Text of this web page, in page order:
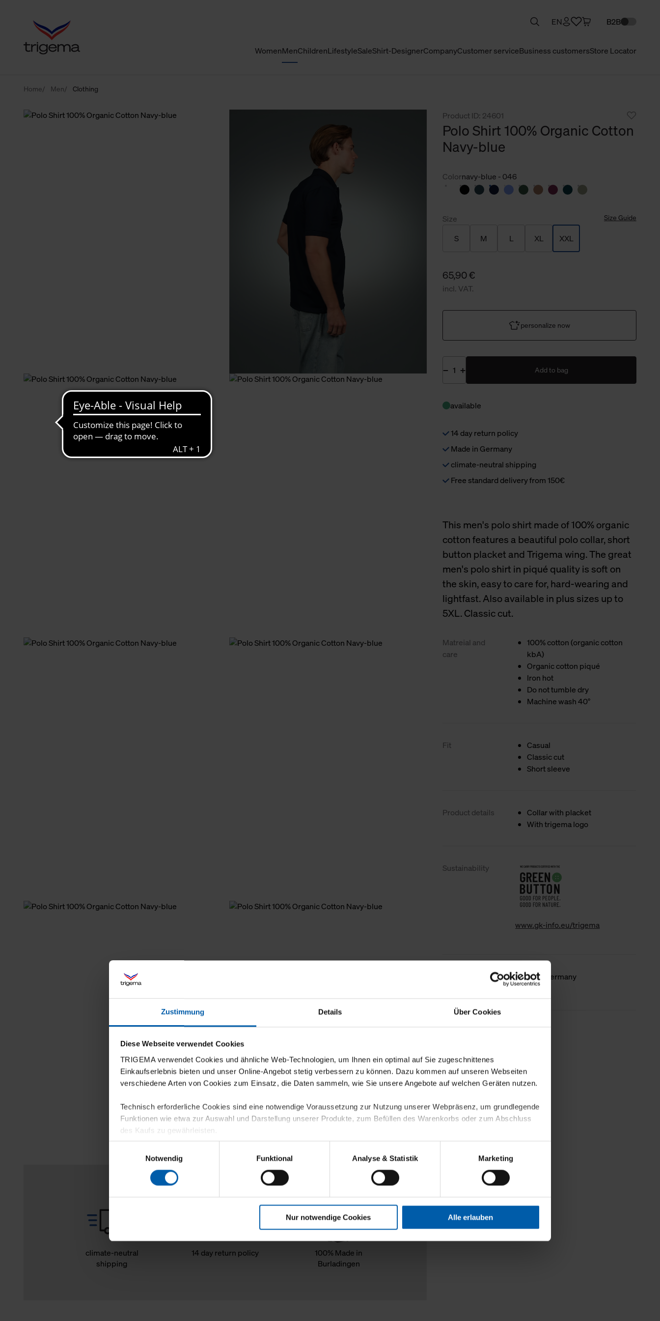
Zustimmung Details Über Cookies
Diese Webseite verwendet Cookies
TRIGEMA verwendet Cookies und ähnliche Web-Technologien, um Ihnen ein optimal auf Sie zugeschnittenes
Einkaufserlebnis bieten und unser Online-Angebot stetig verbessern zu können. Dazu kommen auf unseren Webseiten
verschiedene Arten von Cookies zum Einsatz, die Daten sammeln, wie Sie unsere Angebote auf welchen Geräten nutzen.
Technisch erforderliche Cookies sind eine notwendige Voraussetzung zur Nutzung unserer Webpräsenz, um grundlegende
Funktionen wie etwa zur Auswahl und Darstellung unserer Produkte, zum Befüllen des Warenkorbs oder zum Abschluss
des Kaufs zu gewährleisten.
Für die Darstellung personalisierter Angebote, Anzeigen und Inhalte aufgrund Ihres Nutzerverhaltens und Ihres Profils
sowie für Marketing-, Statistik- und Tracking-Zwecke zur Analyse und Optimierung unserer Webpräsenz speichern wir
personenbezogene Informationen. Diese übermitteln wir in anonymisierter Form an Dritte wie etwa unsere
Klicken Sie auf "Alle erlauben", damit wir alle Cookies und Web-Technologien für Ihr personalisiertes Einkaufserlebnis
verwenden dürfen. Über die jeweiligen Schaltflächen können Sie die Arten der Cookies selbst festlegen, die Sie erlauben
Notwendig
Funktional Analyse & Statistik Marketing
Nur notwendige Cookies Alle erlauben
WomenMenChildrenLifestyleSaleShirt-DesignerCompanyCustomer serviceBusiness customersStore Locator
EN B2B
Home Men Clothing
climate-neutral
shipping
14 day return policy
100% Made in
Burladingen
Product ID: 24601
Polo Shirt 100% Organic Cotton
Navy-blue
Colornavy-blue - 046
Size Size Guide
S M L XL XXL
65,90 €
incl. VAT.
personalize now
Add to bag
available
14 day return policy
Made in Germany
climate-neutral shipping
Free standard delivery from 150€
This men's polo shirt made of 100% organic
cotton features a beautiful polo collar, short
button placket and Trigema wing. The great
men's polo shirt in piqué quality is soft on
the skin, easy to care for, hard-wearing and
lightfast. Also available in plus sizes up to
5XL. Classic cut.
Matreial and
care
100% cotton (organic cotton
kbA)
Organic cotton piqué
Iron hot
Do not tumble dry
Machine wash 40°
Fit
Casual
Classic cut
Short sleeve
Product details
Collar with placket
With trigema logo
Sustainability
www.gk-info.eu/trigema
Made in Germany